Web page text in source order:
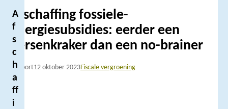
Kruimelpad
Afschaffing fossiele-
energiesubsidies: eerder een
hersenkraker dan een no-brainer
Rapport12 oktober 2023Fiscale vergroening
A
f
s
c
h
a
ff
i